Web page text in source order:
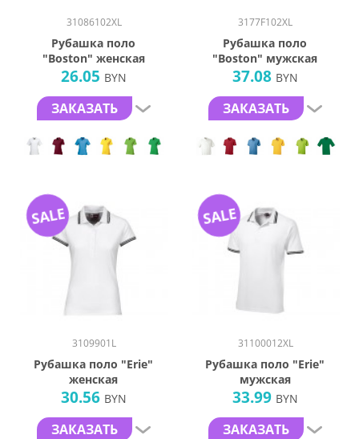
31086102XL
Рубашка поло
"Boston" женская
26.05 BYN
ЗАКАЗАТЬ
3177F102XL
Рубашка поло
"Boston" мужская
37.08 BYN
ЗАКАЗАТЬ
3109901L
Рубашка поло "Erie"
женская
30.56 BYN
ЗАКАЗАТЬ
SALE
31100012XL
Рубашка поло "Erie"
мужская
33.99 BYN
ЗАКАЗАТЬ
SALE